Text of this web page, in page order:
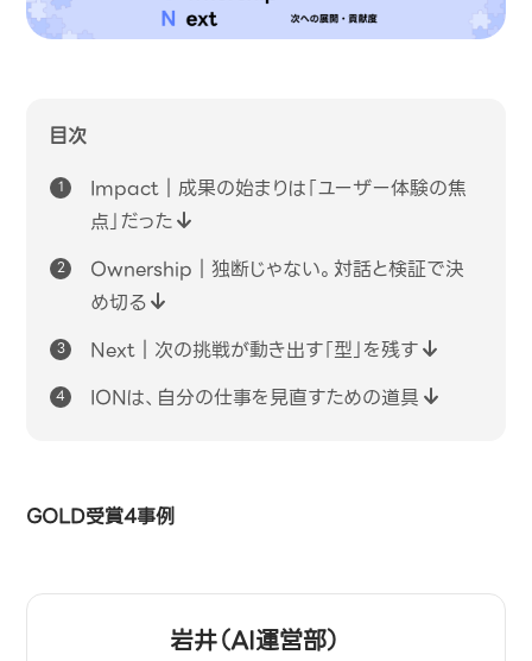
目次
Impact｜成果の始まりは「ユーザー体験の焦
点」だった
Ownership｜独断じゃない。対話と検証で決
め切る
Next｜次の挑戦が動き出す「型」を残す
IONは、自分の仕事を見直すための道具
GOLD受賞4事例
岩井（AI運営部）